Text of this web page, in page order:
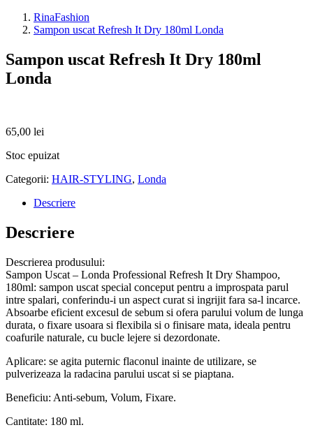
RinaFashion
Sampon uscat Refresh It Dry 180ml Londa
Sampon uscat Refresh It Dry 180ml
Londa
65,00 lei
Stoc epuizat
Categorii: HAIR-STYLING, Londa
Descriere
Descriere
Descrierea produsului:
Sampon Uscat – Londa Professional Refresh It Dry Shampoo,
180ml: sampon uscat special conceput pentru a improspata parul
intre spalari, conferindu-i un aspect curat si ingrijit fara sa-l incarce.
Absoarbe eficient excesul de sebum si ofera parului volum de lunga
durata, o fixare usoara si flexibila si o finisare mata, ideala pentru
coafurile naturale, cu bucle lejere si dezordonate.
Aplicare: se agita puternic flaconul inainte de utilizare, se
pulverizeaza la radacina parului uscat si se piaptana.
Beneficiu: Anti-sebum, Volum, Fixare.
Cantitate: 180 ml.